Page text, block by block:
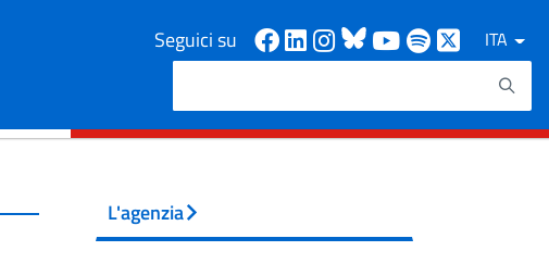
Seguici su Facebook
Linkedin
Instagram
Bluesky
Youtube
Spotify
ITA
Cerca
L'agenzia